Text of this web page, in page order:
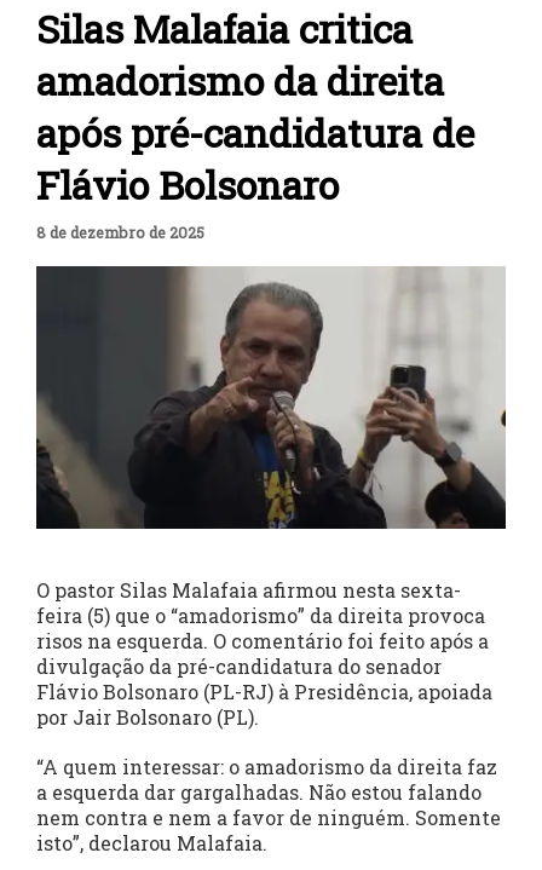
Silas Malafaia critica
amadorismo da direita
após pré-candidatura de
Flávio Bolsonaro
8 de dezembro de 2025
O pastor Silas Malafaia afirmou nesta sexta-
feira (5) que o “amadorismo” da direita provoca
risos na esquerda. O comentário foi feito após a
divulgação da pré-candidatura do senador
Flávio Bolsonaro (PL-RJ) à Presidência, apoiada
por Jair Bolsonaro (PL).
“A quem interessar: o amadorismo da direita faz
a esquerda dar gargalhadas. Não estou falando
nem contra e nem a favor de ninguém. Somente
isto”, declarou Malafaia.